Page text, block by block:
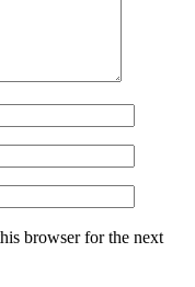
browser for the next